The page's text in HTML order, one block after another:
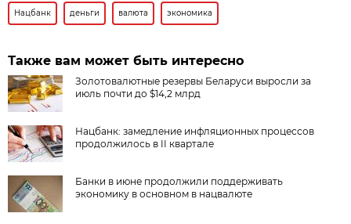
Нацбанк деньги валюта экономика
Также вам может быть интересно
Золотовалютные резервы Беларуси выросли за
июль почти до $14,2 млрд
Нацбанк: замедление инфляционных процессов
продолжилось в II квартале
Банки в июне продолжили поддерживать
экономику в основном в нацвалюте